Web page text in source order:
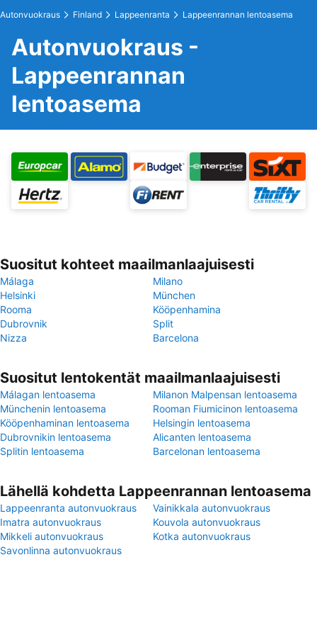
Autonvuokraus Finland Lappeenranta Lappeenrannan lentoasema
Autonvuokraus -
Lappeenrannan
lentoasema
Suositut kohteet maailmanlaajuisesti
Málaga
Milano
Helsinki
München
Rooma
Kööpenhamina
Dubrovnik
Split
Nizza
Barcelona
Suositut lentokentät maailmanlaajuisesti
Málagan lentoasema
Milanon Malpensan lentoasema
Münchenin lentoasema
Rooman Fiumicinon lentoasema
Kööpenhaminan lentoasema
Helsingin lentoasema
Dubrovnikin lentoasema
Alicanten lentoasema
Splitin lentoasema
Barcelonan lentoasema
Lähellä kohdetta Lappeenrannan lentoasema
Lappeenranta autonvuokraus
Vainikkala autonvuokraus
Imatra autonvuokraus
Kouvola autonvuokraus
Mikkeli autonvuokraus
Kotka autonvuokraus
Savonlinna autonvuokraus